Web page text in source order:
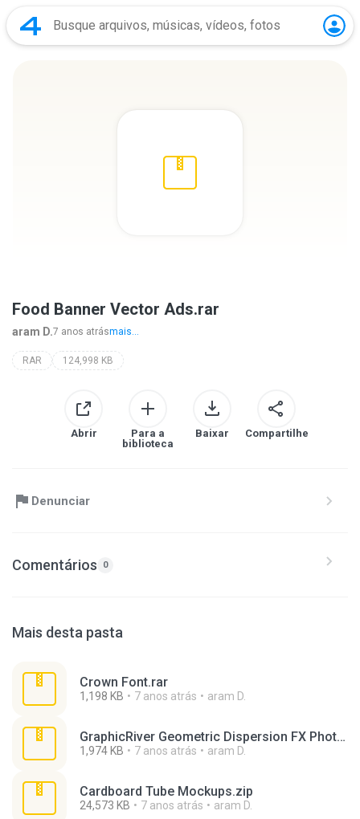
Food Banner Vector Ads.rar
aram D.7 anos atrásmais...
RAR 124,998 KB
Abrir
Para a
biblioteca
Baixar Compartilhe
Denunciar
Comentários 0
Mais desta pasta
Crown Font.rar
1,198 KB 7 anos atrás aram D.
GraphicRiver Geometric Dispersion FX Photoshop.rar
1,974 KB 7 anos atrás aram D.
Cardboard Tube Mockups.zip
24,573 KB 7 anos atrás aram D.